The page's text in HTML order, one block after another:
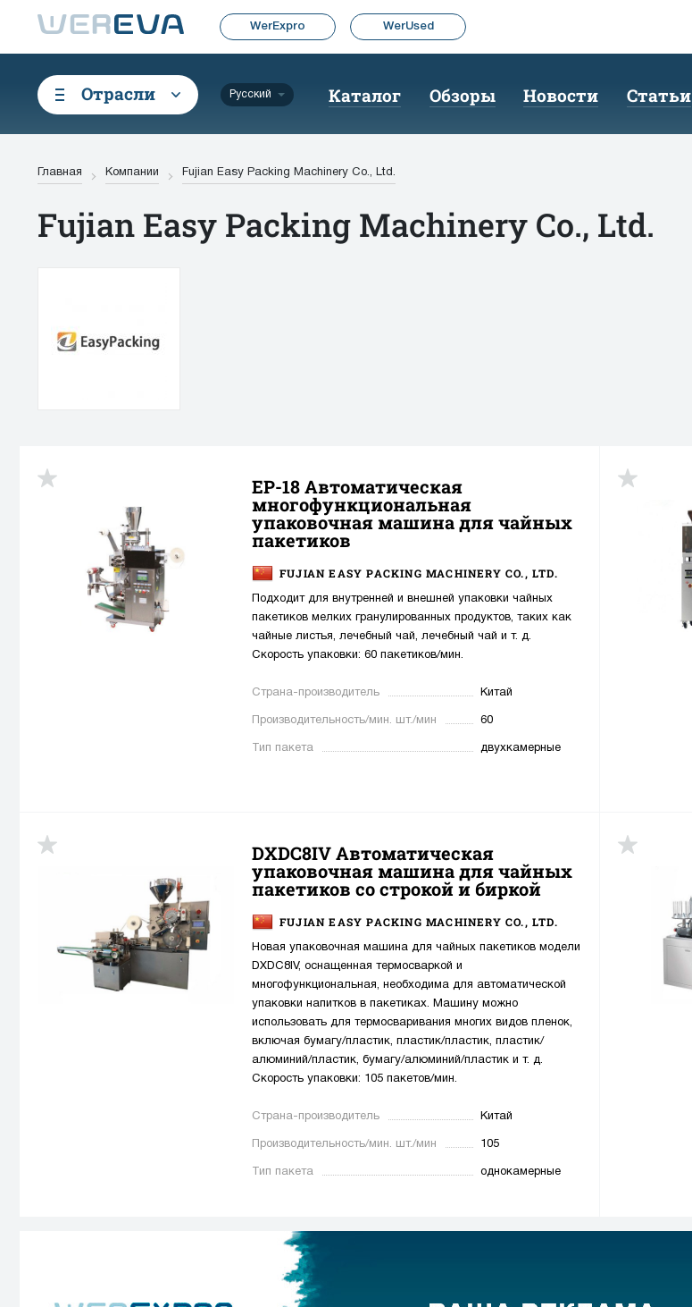
WerExpro WerUsed
Отрасли Русский Каталог Обзоры Новости Статьи
Главная Компании Fujian Easy Packing Machinery Co., Ltd.
Fujian Easy Packing Machinery Co., Ltd.
EP-18 Автоматическая
многофункциональная
упаковочная машина для чайных
пакетиков
FUJIAN EASY PACKING MACHINERY CO., LTD.
Подходит для внутренней и внешней упаковки чайных
пакетиков мелких гранулированных продуктов, таких как
чайные листья, лечебный чай, лечебный чай и т. д.
Скорость упаковки: 60 пакетиков/мин.
Страна-производитель Китай
Производительность/мин. шт./мин 60
Тип пакета двухкамерные
DXDC8IV Автоматическая
упаковочная машина для чайных
пакетиков со строкой и биркой
FUJIAN EASY PACKING MACHINERY CO., LTD.
Новая упаковочная машина для чайных пакетиков модели
DXDC8IV, оснащенная термосваркой и
многофункциональная, необходима для автоматической
упаковки напитков в пакетиках. Машину можно
использовать для термосваривания многих видов пленок,
включая бумагу/пластик, пластик/пластик, пластик/
алюминий/пластик, бумагу/алюминий/пластик и т. д.
Скорость упаковки: 105 пакетов/мин.
Страна-производитель Китай
Производительность/мин. шт./мин 105
Тип пакета однокамерные